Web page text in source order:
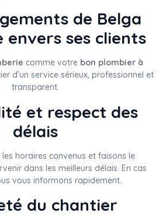
de Belga
envers ses clients
comme votre bon plombier à
d’un service sérieux, professionnel et
transparent.
et respect des
délais
horaires convenus et faisons le
dans les meilleurs délais. En cas
vous informons rapidement.
du chantier